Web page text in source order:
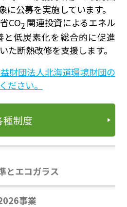
に公募を実施しています。
CO2 関連投資によるエネル
と低炭素化を総合的に促進
た断熱改修を支援します。
財団法人北海道環境財団の
ださい。
種制度
とエコガラス
事業